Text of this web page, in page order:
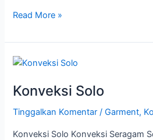
Read More »
Konveksi Solo
Tinggalkan Komentar /Garment,
Konveksi Solo Konveksi Seragam
Konveksi